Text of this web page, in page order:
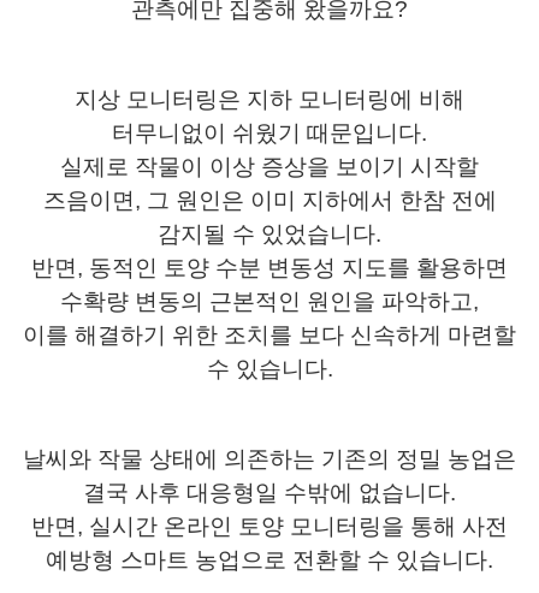
관측에만 집중해 왔을까요?
지상 모니터링은 지하 모니터링에 비해
터무니없이 쉬웠기 때문입니다.
실제로 작물이 이상 증상을 보이기 시작할
즈음이면, 그 원인은 이미 지하에서 한참 전에
감지될 수 있었습니다.
반면, 동적인 토양 수분 변동성 지도를 활용하면
수확량 변동의 근본적인 원인을 파악하고,
이를 해결하기 위한 조치를 보다 신속하게 마련할
수 있습니다.
날씨와 작물 상태에 의존하는 기존의 정밀 농업은
결국 사후 대응형일 수밖에 없습니다.
반면, 실시간 온라인 토양 모니터링을 통해 사전
예방형 스마트 농업으로 전환할 수 있습니다.